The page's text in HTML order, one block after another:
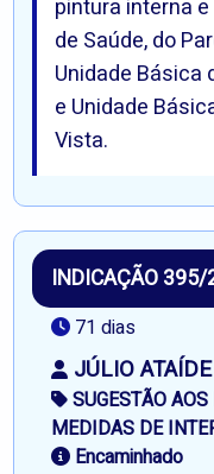
pintura interna
de Saúde, do
Unidade Básica
e Unidade
Vista.
INDICAÇÃO
71 dias
JÚLIO ATAÍDE
SUGESTÃO
MEDIDAS DE
Encaminhado